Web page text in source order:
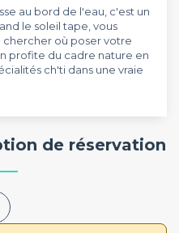
au bord de l'eau, c'est un
le soleil tape, vous
chercher où poser votre
profite du cadre nature en
ch'ti dans une vraie
de réservation